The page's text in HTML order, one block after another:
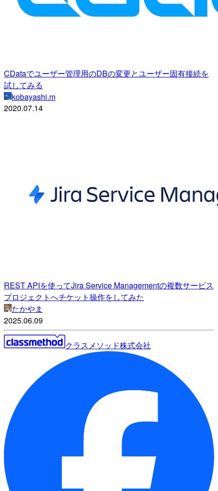
CDataでユーザー管理用のDBの変更とユーザー固有接続を
試してみる
kobayashi.m
2020.07.14
REST APIを使ってJira Service Managementの複数サービス
プロジェクトへチケット操作をしてみた
たかやま
2025.06.09
クラスメソッド株式会社